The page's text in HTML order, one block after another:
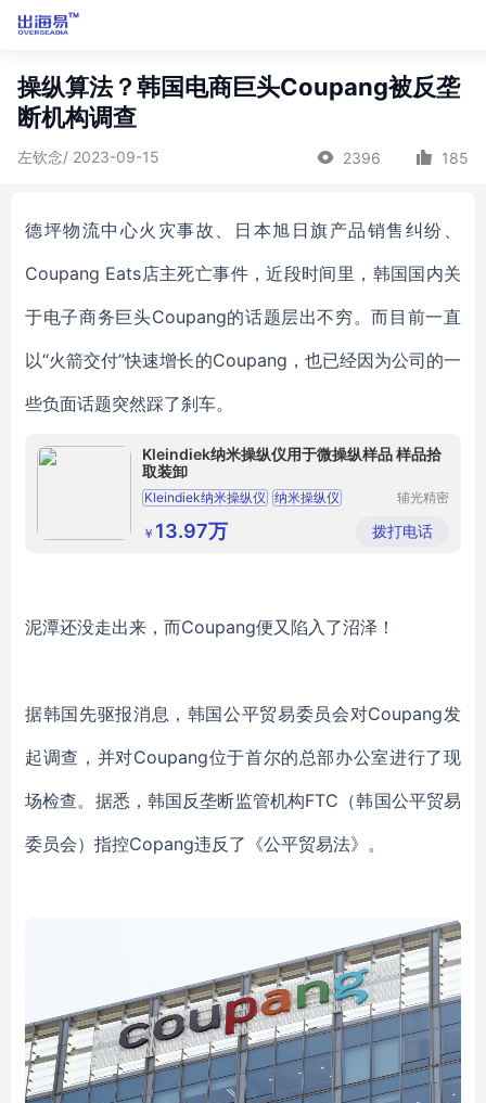
操纵算法？韩国电商巨头Coupang被反垄
断机构调查
左钦念/ 2023-09-15 2396 185
德坪物流中心火灾事故、 日本旭日旗产品销售纠纷、
Coupang Eats店主死亡事件，近段时间里，韩国国内关
于电子商务巨头Coupang的话题层出不穷。而目前一直
以“火箭交付”快速增长的Coupang， 也已经因为公司的一
些负面话题突然踩了刹车。
Kleindiek纳米操纵仪用于微操纵样品 样品拾
取装卸
Kleindiek纳米操纵仪 纳米操纵仪
纳米操纵
Kleindiek
辅光精密
海)有限
公司
￥ 13.97万 拨打电话
泥潭还没走出来，而Coupang便又陷入了沼泽！
据韩国先驱报消息，韩国公平贸易委员会对Coupang发
起调查， 并对Coupang位于首尔的总部办公室进行了现
场检查。 据悉， 韩国反垄断监管机构FTC （韩国公平贸易
委员会） 指控Copang违反了《公平贸易法》 。